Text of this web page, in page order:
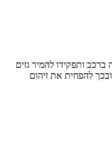
ותפקידו להמיר גזים
ובכך להפחית את זיהום